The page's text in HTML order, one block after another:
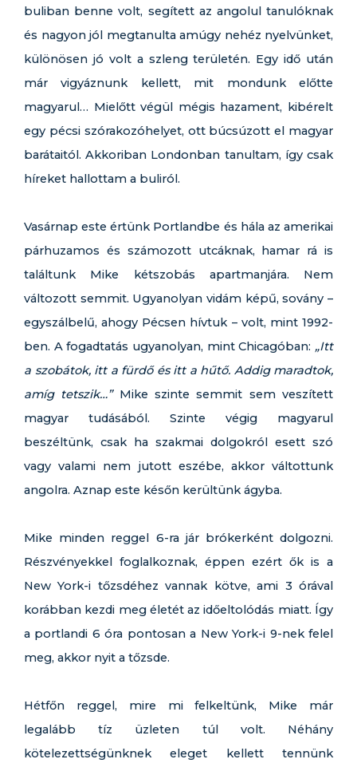
buliban benne volt, segített az angolul tanulóknak
és nagyon jól megtanulta amúgy nehéz nyelvünket,
különösen jó volt a szleng területén. Egy idő után
már vigyáznunk kellett, mit mondunk előtte
magyarul… Mielőtt végül mégis hazament, kibérelt
egy pécsi szórakozóhelyet, ott búcsúzott el magyar
barátaitól. Akkoriban Londonban tanultam, így csak
híreket hallottam a buliról.
Vasárnap este értünk Portlandbe és hála az amerikai
párhuzamos és számozott utcáknak, hamar rá is
találtunk Mike kétszobás apartmanjára. Nem
változott semmit. Ugyanolyan vidám képű, sovány –
egyszálbelű, ahogy Pécsen hívtuk – volt, mint 1992-
ben. A fogadtatás ugyanolyan, mint Chicagóban: „Itt
a szobátok, itt a fürdő és itt a hűtő. Addig maradtok,
amíg tetszik…”Mike szinte semmit sem veszített
magyar tudásából. Szinte végig magyarul
beszéltünk, csak ha szakmai dolgokról esett szó
vagy valami nem jutott eszébe, akkor váltottunk
angolra. Aznap este későn kerültünk ágyba.
Mike minden reggel 6-ra jár brókerként dolgozni.
Részvényekkel foglalkoznak, éppen ezért ők is a
New York-i tőzsdéhez vannak kötve, ami 3 órával
korábban kezdi meg életét az időeltolódás miatt. Így
a portlandi 6 óra pontosan a New York-i 9-nek felel
meg, akkor nyit a tőzsde.
Hétfőn reggel, mire mi felkeltünk, Mike már
legalább tíz üzleten túl volt. Néhány
kötelezettségünknek eleget kellett tennünk